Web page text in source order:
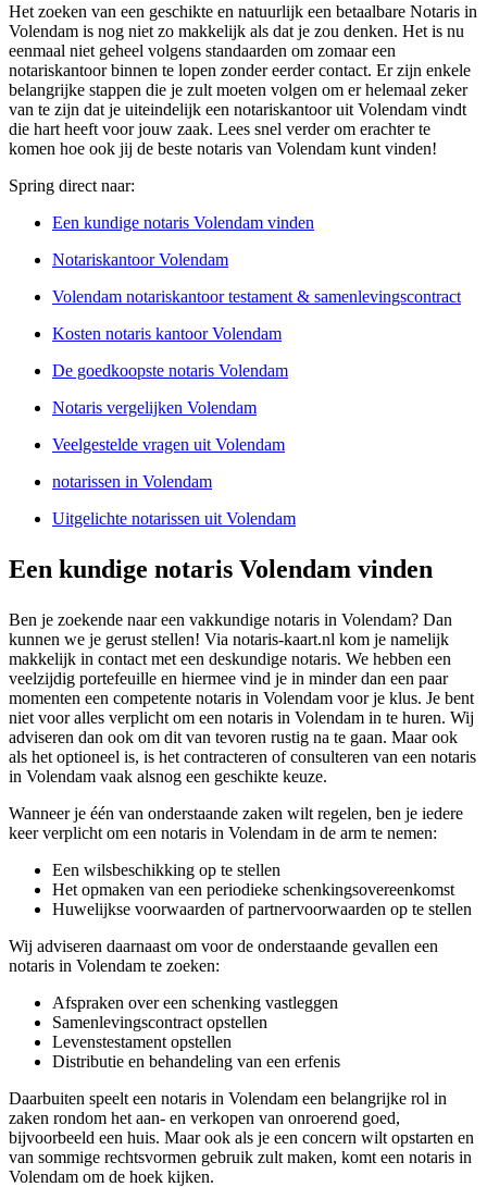
Het zoeken van een geschikte en natuurlijk een betaalbare Notaris in
Volendam is nog niet zo makkelijk als dat je zou denken. Het is nu
eenmaal niet geheel volgens standaarden om zomaar een
notariskantoor binnen te lopen zonder eerder contact. Er zijn enkele
belangrijke stappen die je zult moeten volgen om er helemaal zeker
van te zijn dat je uiteindelijk een notariskantoor uit Volendam vindt
die hart heeft voor jouw zaak. Lees snel verder om erachter te
komen hoe ook jij de beste notaris van Volendam kunt vinden!
Spring direct naar:
Een kundige notaris Volendam vinden
Notariskantoor Volendam
Volendam notariskantoor testament & samenlevingscontract
Kosten notaris kantoor Volendam
De goedkoopste notaris Volendam
Notaris vergelijken Volendam
Veelgestelde vragen uit Volendam
notarissen in Volendam
Uitgelichte notarissen uit Volendam
Een kundige notaris Volendam vinden
Ben je zoekende naar een vakkundige notaris in Volendam? Dan
kunnen we je gerust stellen! Via notaris-kaart.nl kom je namelijk
makkelijk in contact met een deskundige notaris. We hebben een
veelzijdig portefeuille en hiermee vind je in minder dan een paar
momenten een competente notaris in Volendam voor je klus. Je bent
niet voor alles verplicht om een notaris in Volendam in te huren. Wij
adviseren dan ook om dit van tevoren rustig na te gaan. Maar ook
als het optioneel is, is het contracteren of consulteren van een notaris
in Volendam vaak alsnog een geschikte keuze.
Wanneer je één van onderstaande zaken wilt regelen, ben je iedere
keer verplicht om een notaris in Volendam in de arm te nemen:
Een wilsbeschikking op te stellen
Het opmaken van een periodieke schenkingsovereenkomst
Huwelijkse voorwaarden of partnervoorwaarden op te stellen
Wij adviseren daarnaast om voor de onderstaande gevallen een
notaris in Volendam te zoeken:
Afspraken over een schenking vastleggen
Samenlevingscontract opstellen
Levenstestament opstellen
Distributie en behandeling van een erfenis
Daarbuiten speelt een notaris in Volendam een belangrijke rol in
zaken rondom het aan- en verkopen van onroerend goed,
bijvoorbeeld een huis. Maar ook als je een concern wilt opstarten en
van sommige rechtsvormen gebruik zult maken, komt een notaris in
Volendam om de hoek kijken.